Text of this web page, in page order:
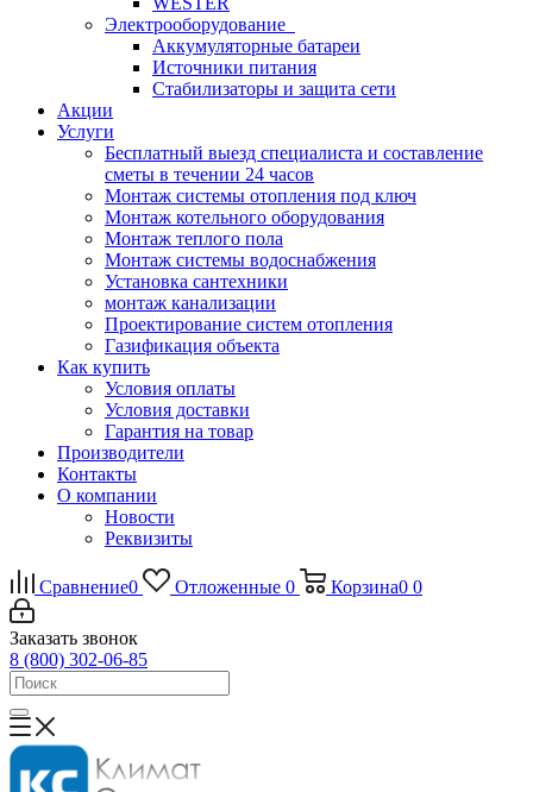
Электрооборудование
Аккумуляторные батареи
Источники питания
Стабилизаторы и защита сети
Акции
Услуги
Бесплатный выезд специалиста и составление
сметы в течении 24 часов
Монтаж системы отопления под ключ
Монтаж котельного оборудования
Монтаж теплого пола
Монтаж системы водоснабжения
Установка сантехники
монтаж канализации
Проектирование систем отопления
Газификация объекта
Как купить
Условия оплаты
Условия доставки
Гарантия на товар
Производители
Контакты
О компании
Новости
Реквизиты
Сравнение0 Отложенные 0 Корзина0 0
Заказать звонок
8 (800) 302-06-85